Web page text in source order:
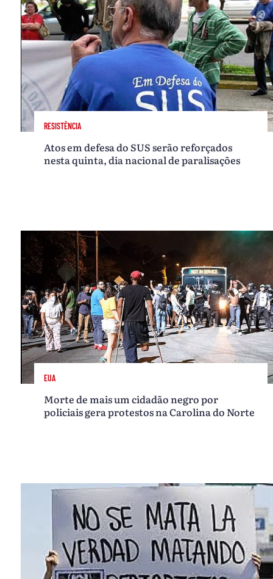
RESISTÊNCIA
Atos em defesa do SUS serão reforçados
nesta quinta, dia nacional de paralisações
EUA
Morte de mais um cidadão negro por
policiais gera protestos na Carolina do Norte